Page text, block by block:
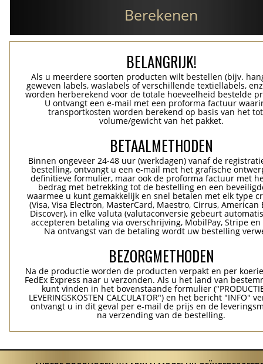
Berekenen
BELANGRIJK!
Als u meerdere soorten producten wilt bestellen (bijv.
geweven labels, waslabels of verschillende textiellabels,
worden herberekend voor de totale hoeveelheid bestelde
U ontvangt een e-mail met een proforma factuur
transportkosten worden berekend op basis van het
volume/gewicht van het pakket.
BETAALMETHODEN
Binnen ongeveer 24-48 uur (werkdagen) vanaf de
bestelling, ontvangt u een e-mail met het grafische
definitieve formulier, maar ook de proforma factuur met
bedrag met betrekking tot de bestelling en een
waarmee u kunt gemakkelijk en snel betalen met elk type
(Visa, Visa Electron, MasterCard, Maestro, Cirrus, American
Discover), in elke valuta (valutaconversie gebeurt
accepteren betaling via overschrijving, MobilPay, Stripe en
Na ontvangst van de betaling wordt uw bestelling
BEZORGMETHODEN
Na de productie worden de producten verpakt en per
FedEx Express naar u verzonden. Als u het land van
kunt vinden in het bovenstaande formulier
LEVERINGSKOSTEN CALCULATOR") en het bericht "INFO"
ontvangt u in dit geval per e-mail de prijs en de
na verzending van de bestelling.